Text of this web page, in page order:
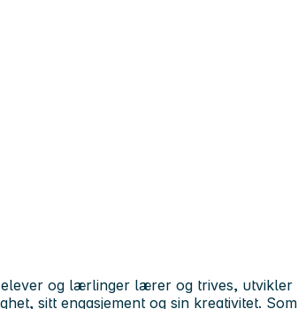
og lærlinger lærer og trives, utvikler
sitt engasjement og sin kreativitet. Som